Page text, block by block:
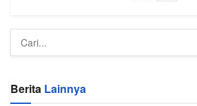
Berita Lainnya